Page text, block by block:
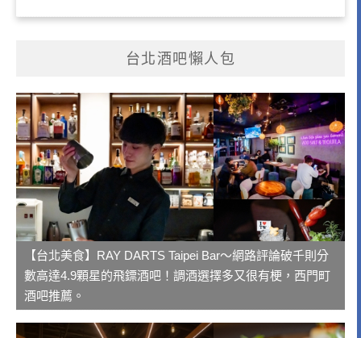
台北酒吧懶人包
【台北美食】RAY DARTS Taipei Bar～網路評論破千則分
數高達4.9顆星的飛鏢酒吧！調酒選擇多又很有梗，西門町
酒吧推薦。